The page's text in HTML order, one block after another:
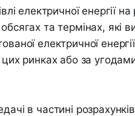
електричної енергії
та термінах, які
електричної
ринках або за
в частині